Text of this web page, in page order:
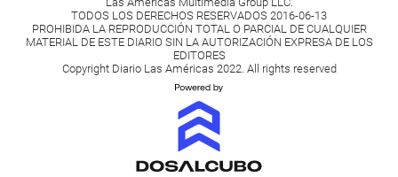
TODOS LOS DERECHOS RESERVADOS 2016-06-13
PROHIBIDA LA REPRODUCCIÓN TOTAL O PARCIAL DE CUALQUIER
MATERIAL DE ESTE DIARIO SIN LA AUTORIZACIÓN EXPRESA DE LOS
EDITORES
Copyright Diario Las Américas 2022. All rights reserved